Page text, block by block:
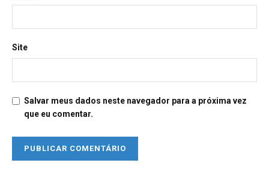
Site
Salvar meus dados neste navegador para a próxima vez
que eu comentar.